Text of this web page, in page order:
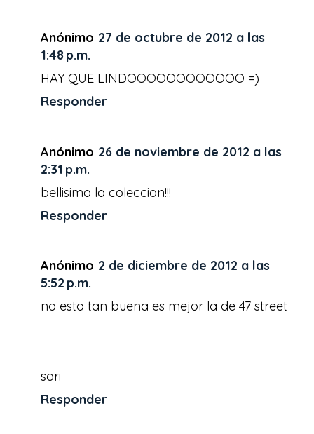
Anónimo 27 de octubre de 2012 a las
1:48 p.m.
HAY QUE LINDOOOOOOOOOOOO =)
Responder
Anónimo 26 de noviembre de 2012 a las
2:31 p.m.
bellisima la coleccion!!!
Responder
Anónimo 2 de diciembre de 2012 a las
5:52 p.m.
no esta tan buena es mejor la de 47 street
sori
Responder